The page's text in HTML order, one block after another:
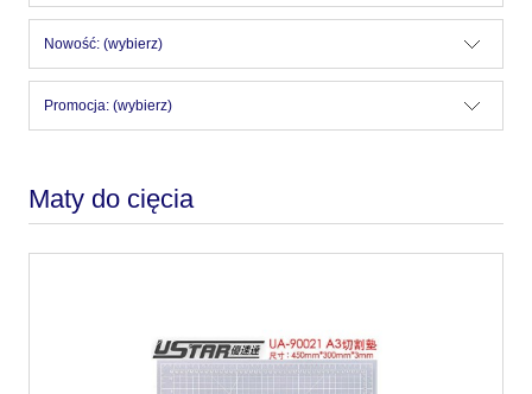
Nowość: (wybierz)
Promocja: (wybierz)
Maty do cięcia